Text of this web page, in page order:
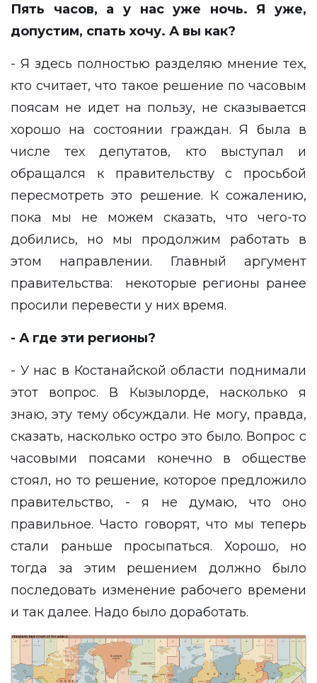
Пять часов, а у нас уже ночь. Я уже,
допустим, спать хочу. А вы как?
- Я здесь полностью разделяю мнение тех,
кто считает, что такое решение по часовым
поясам не идет на пользу, не сказывается
хорошо на состоянии граждан. Я была в
числе тех депутатов, кто выступал и
обращался к правительству с просьбой
пересмотреть это решение. К сожалению,
пока мы не можем сказать, что чего-то
добились, но мы продолжим работать в
этом направлении. Главный аргумент
правительства: некоторые регионы ранее
просили перевести у них время.
- А где эти регионы?
- У нас в Костанайской области поднимали
этот вопрос. В Кызылорде, насколько я
знаю, эту тему обсуждали. Не могу, правда,
сказать, насколько остро это было. Вопрос с
часовыми поясами конечно в обществе
стоял, но то решение, которое предложило
правительство, - я не думаю, что оно
правильное. Часто говорят, что мы теперь
стали раньше просыпаться. Хорошо, но
тогда за этим решением должно было
последовать изменение рабочего времени
и так далее. Надо было доработать.